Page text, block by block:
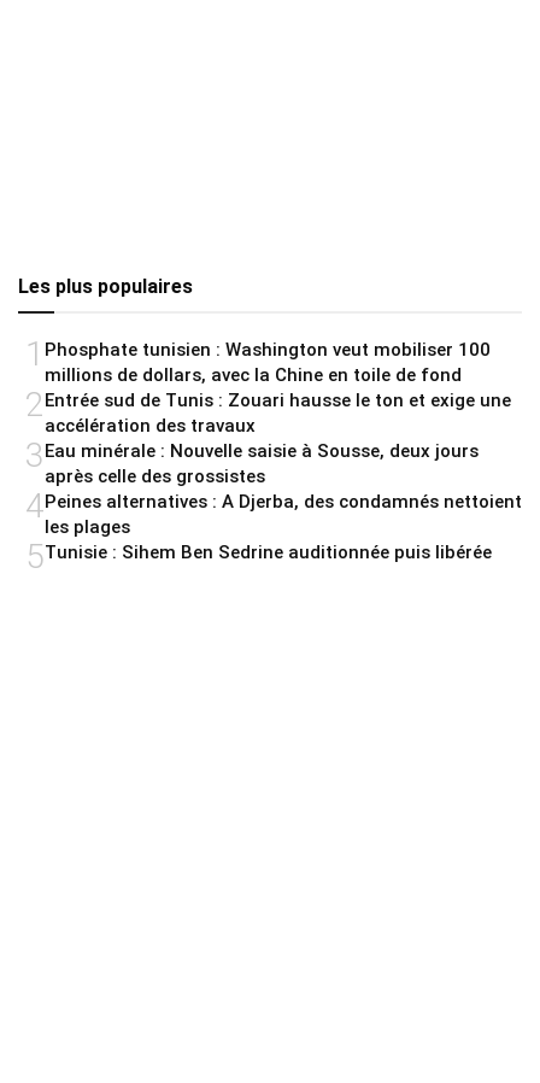
Les plus populaires
1 Phosphate tunisien : Washington veut mobiliser 100
millions de dollars, avec la Chine en toile de fond
2Entrée sud de Tunis : Zouari hausse le ton et exige une
accélération des travaux
3Eau minérale : Nouvelle saisie à Sousse, deux jours
après celle des grossistes
4Peines alternatives : A Djerba, des condamnés nettoient
les plages
5Tunisie : Sihem Ben Sedrine auditionnée puis libérée